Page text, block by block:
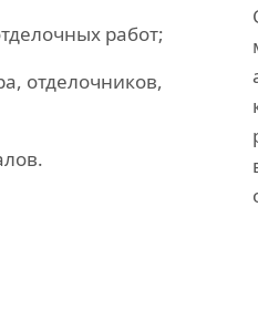
работ;
отделочников,